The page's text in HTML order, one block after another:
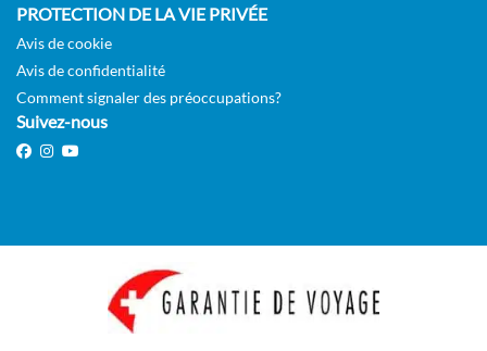
PROTECTION DE LA VIE PRIVÉE
Avis de cookie
Avis de confidentialité
Comment signaler des préoccupations?
Suivez-nous